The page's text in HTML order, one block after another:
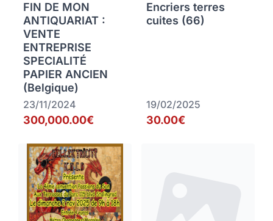
FIN DE MON
ANTIQUARIAT :
VENTE
ENTREPRISE
SPECIALITÉ
PAPIER ANCIEN
(Belgique)
23/11/2024
300,000.00€
Encriers terres
cuites (66)
19/02/2025
30.00€